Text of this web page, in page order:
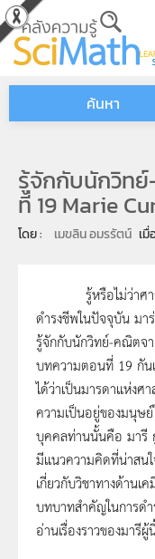
Skip to main
ค้นหา
รู้จักกับนักวิท
ที่ 19 Marie
โดย : เมขลิน อมรรัตน์ เมื่
รู้หรือไม่ว่าศาสต
ดำรงชีพในปัจจุบัน ม
รู้จักกับนักวิทย์-คณิตจา
บทความตอนที่ 19 กัน
ได้ว่าเป็นมารดาแห่ง
ความเป็นอยู่ของมนุษ
บุคคลท่านนั้นคือ มารี
มีแนวความคิดที่น่าสน
เกี่ยวกับวิชาทางด้านเ
บทบาทสำคัญในการด
อ่านเรื่องราวของมารี